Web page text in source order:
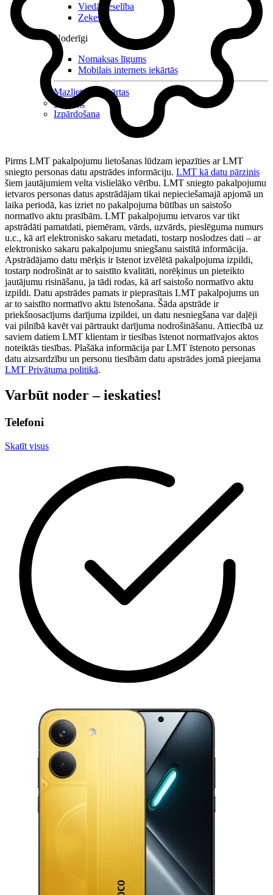
Viedā veselība
Zeķes
Noderīgi
Nomaksas līgums
Mobilais internets iekārtās
Mazlietotas iekārtas
Gaming
Izpārdošana
Pirms LMT pakalpojumu lietošanas lūdzam iepazīties ar LMT
sniegto personas datu apstrādes informāciju. LMT kā datu pārzinis
šiem jautājumiem velta vislielāko vērību. LMT sniegto pakalpojumu
ietvaros personas datus apstrādājam tikai nepieciešamajā apjomā un
laika periodā, kas izriet no pakalpojuma būtības un saistošo
normatīvo aktu prasībām. LMT pakalpojumu ietvaros var tikt
apstrādāti pamatdati, piemēram, vārds, uzvārds, pieslēguma numurs
u.c., kā arī elektronisko sakaru metadati, tostarp noslodzes dati – ar
elektronisko sakaru pakalpojumu sniegšanu saistītā informācija.
Apstrādājamo datu mērķis ir īstenot izvēlētā pakalpojuma izpildi,
tostarp nodrošināt ar to saistīto kvalitāti, norēķinus un pieteikto
jautājumu risināšanu, ja tādi rodas, kā arī saistošo normatīvo aktu
izpildi. Datu apstrādes pamats ir pieprasītais LMT pakalpojums un
ar to saistīto normatīvo aktu īstenošana. Šāda apstrāde ir
priekšnosacījums darījuma izpildei, un datu nesniegšana var daļēji
vai pilnībā kavēt vai pārtraukt darījuma nodrošināšanu. Attiecībā uz
saviem datiem LMT klientam ir tiesības īstenot normatīvajos aktos
noteiktās tiesības. Plašāka informācija par LMT īstenoto personas
datu aizsardzību un personu tiesībām datu apstrādes jomā pieejama
LMT Privātuma politikā.
Varbūt noder – ieskaties!
Telefoni
Skatīt visus